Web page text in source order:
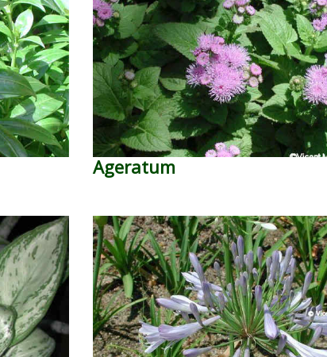
Ageratum